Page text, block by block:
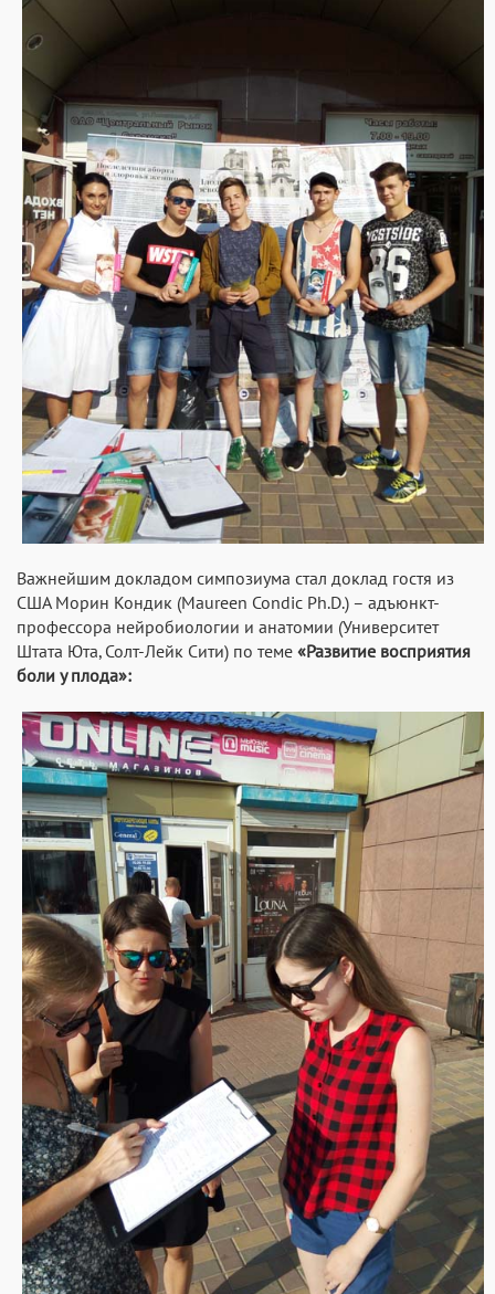
Важнейшим докладом симпозиума стал доклад гостя из
США Морин Кондик (Maureen Condic Ph.D.) – адъюнкт-
профессора нейробиологии и анатомии (Университет
Штата Юта, Солт-Лейк Сити) по теме «Развитие восприятия
боли у плода»: